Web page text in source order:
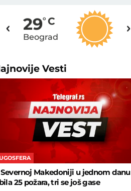
29o C
Beograd
Vesti
Makedoniji u jednom danu
25 požara, tri se još gase